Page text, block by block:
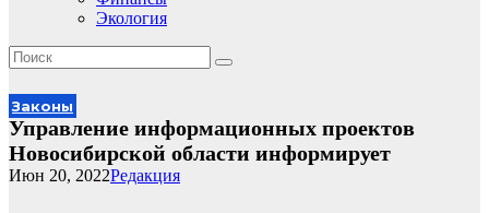
Экология
Законы
Управление информационных проектов
Новосибирской области информирует
Редакция
Июн 20, 2022